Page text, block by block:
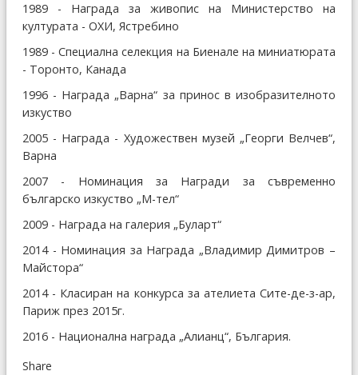
1989 - Награда за живопис на Министерство на
културата - ОХИ, Ястребино
1989 - Специална селекция на Биенале на миниатюрата
- Торонто, Канада
1996 - Награда „Варна“ за принос в изобразителното
изкуство
2005 - Награда - Художествен музей „Георги Велчев“,
Варна
2007 - Номинация за Награди за съвременно
българско изкуство „М-тел“
2009 - Награда на галерия „Буларт“
2014 - Номинация за Награда „Владимир Димитров –
Майстора“
2014 - Класиран на конкурса за ателиета Сите-де-з-ар,
Париж през 2015г.
2016 - Национална награда „Алианц“, България.
Share